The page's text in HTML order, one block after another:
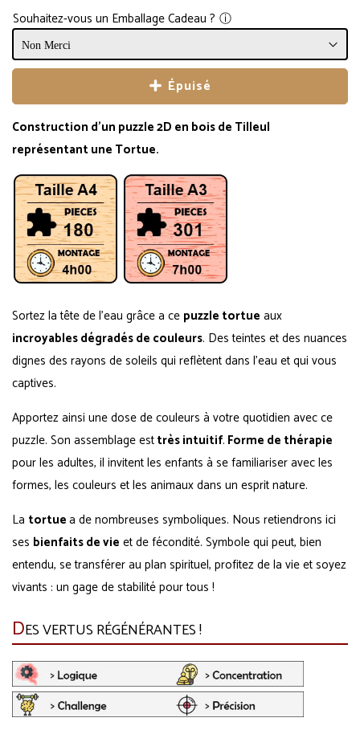
Souhaitez-vous un Emballage Cadeau ? ⓘ
Épuisé
Construction d'un puzzle 2D en bois de Tilleul
représentant une Tortue.
Sortez la tête de l'eau grâce a ce puzzle tortue aux
incroyables dégradés de couleurs. Des teintes et des nuances
dignes des rayons de soleils qui reflètent dans l'eau et qui vous
captives.
Apportez ainsi une dose de couleurs à votre quotidien avec ce
puzzle. Son assemblage esttrès intuitif. Forme de thérapie
pour les adultes, il invitent les enfants à se familiariser avec les
formes, les couleurs et les animaux dans un esprit nature.
La tortuea de nombreuses symboliques. Nous retiendrons ici
ses bienfaits de vie et de fécondité. Symbole qui peut, bien
entendu, se transférer au plan spirituel, profitez de la vie et soyez
vivants : un gage de stabilité pour tous !
DES VERTUS RÉGÉNÉRANTES !